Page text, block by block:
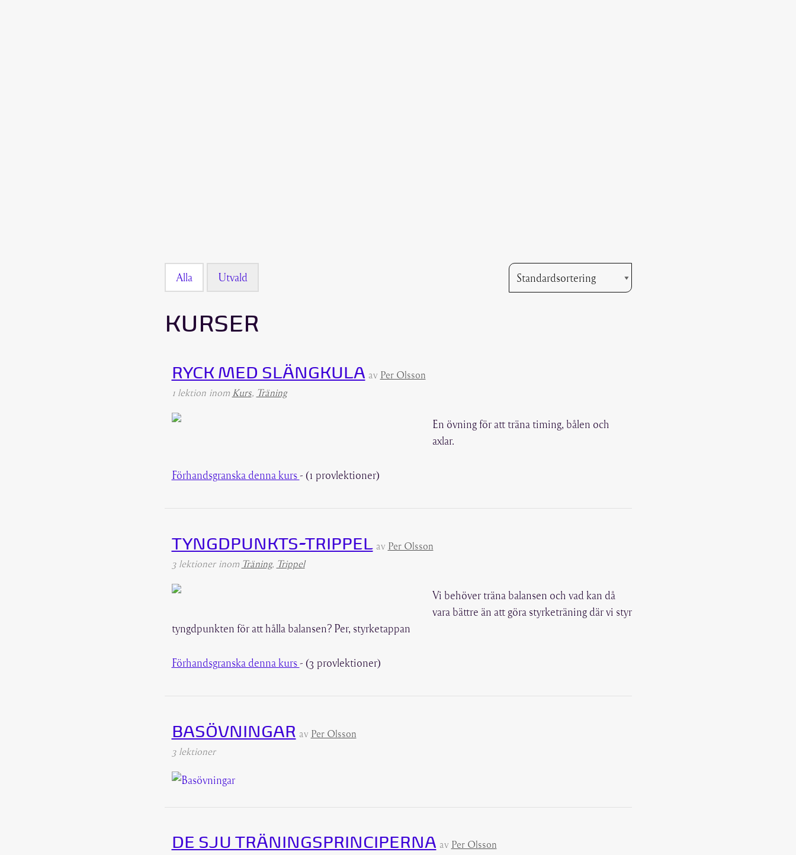
Alla Utvald
KURSER
RYCK MED SLÄNGKULA av Per Olsson
1 lektion inom Kurs, Träning
En övning för att träna timing, bålen och
axlar.
Förhandsgranska denna kurs- (1 provlektioner)
TYNGDPUNKTS-TRIPPEL av Per Olsson
3 lektioner inom Träning, Trippel
Vi behöver träna balansen och vad kan då
vara bättre än att göra styrketräning där vi styr
tyngdpunkten för att hålla balansen? Per, styrketappan
Förhandsgranska denna kurs- (3 provlektioner)
BASÖVNINGAR av Per Olsson
3 lektioner
DE SJU TRÄNINGSPRINCIPERNA av Per Olsson